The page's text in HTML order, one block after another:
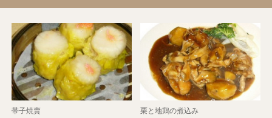
帯子焼賣 栗と地鶏の煮込み